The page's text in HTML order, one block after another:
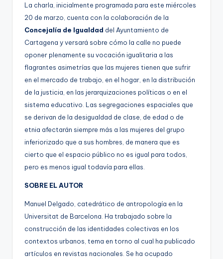
La charla, inicialmente programada para este miércoles
20 de marzo, cuenta con la colaboración de la
Concejalía de Igualdad del Ayuntamiento de
Cartagena y versará sobre cómo la calle no puede
oponer plenamente su vocación igualitaria a las
flagrantes asimetrías que las mujeres tienen que sufrir
en el mercado de trabajo, en el hogar, en la distribución
de la justicia, en las jerarquizaciones políticas o en el
sistema educativo. Las segregaciones espaciales que
se derivan de la desigualdad de clase, de edad o de
etnia afectarán siempre más a las mujeres del grupo
inferiorizado que a sus hombres, de manera que es
cierto que el espacio público no es igual para todos,
pero es menos igual todavía para ellas.
SOBRE EL AUTOR
Manuel Delgado, catedrático de antropología en la
Universitat de Barcelona. Ha trabajado sobre la
construcción de las identidades colectivas en los
contextos urbanos, tema en torno al cual ha publicado
artículos en revistas nacionales. Se ha ocupado